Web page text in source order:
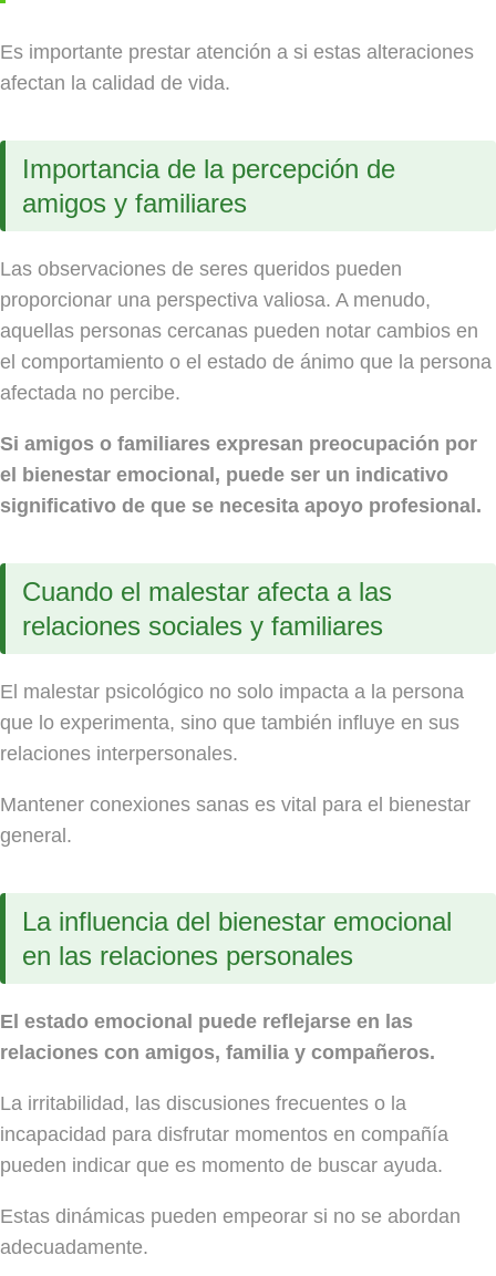
Es importante prestar atención a si estas alteraciones
afectan la calidad de vida.
Importancia de la percepción de
amigos y familiares
Las observaciones de seres queridos pueden
proporcionar una perspectiva valiosa. A menudo,
aquellas personas cercanas pueden notar cambios en
el comportamiento o el estado de ánimo que la persona
afectada no percibe.
Si amigos o familiares expresan preocupación por
el bienestar emocional, puede ser un indicativo
significativo de que se necesita apoyo profesional.
Cuando el malestar afecta a las
relaciones sociales y familiares
El malestar psicológico no solo impacta a la persona
que lo experimenta, sino que también influye en sus
relaciones interpersonales.
Mantener conexiones sanas es vital para el bienestar
general.
La influencia del bienestar emocional
en las relaciones personales
El estado emocional puede reflejarse en las
relaciones con amigos, familia y compañeros.
La irritabilidad, las discusiones frecuentes o la
incapacidad para disfrutar momentos en compañía
pueden indicar que es momento de buscar ayuda.
Estas dinámicas pueden empeorar si no se abordan
adecuadamente.